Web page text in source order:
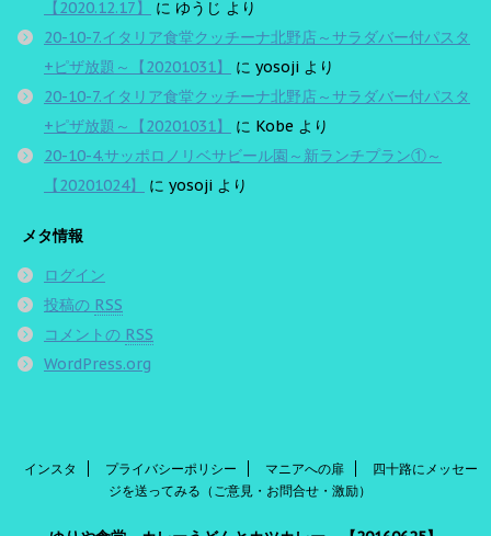
【2020.12.17】
に ゆうじ より
20-10-7.イタリア食堂クッチーナ北野店～サラダバー付パスタ
+ピザ放題～【20201031】
に yosoji より
20-10-7.イタリア食堂クッチーナ北野店～サラダバー付パスタ
+ピザ放題～【20201031】
に Kobe より
20-10-4.サッポロノリベサビール園～新ランチプラン①～
【20201024】
に yosoji より
メタ情報
ログイン
投稿の RSS
コメントの RSS
WordPress.org
インスタ プライバシーポリシー マニアへの扉
四十路にメッセー
ジを送ってみる（ご意見・お問合せ・激励）